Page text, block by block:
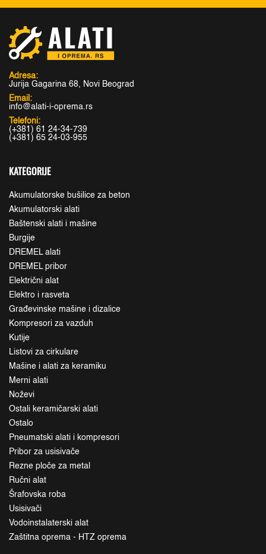
Adresa:
Jurija Gagarina 68, Novi Beograd
Email:
info@alati-i-oprema.rs
Telefoni:
(+381) 61 24-34-739
(+381) 65 24-03-955
KATEGORIJE
Akumulatorske bušilice za beton
Akumulatorski alati
Baštenski alati i mašine
Burgije
DREMEL alati
DREMEL pribor
Električni alat
Elektro i rasveta
Građevinske mašine i dizalice
Kompresori za vazduh
Kutije
Listovi za cirkulare
Mašine i alati za keramiku
Merni alati
Noževi
Ostali keramičarski alati
Ostalo
Pneumatski alati i kompresori
Pribor za usisivače
Rezne ploče za metal
Ručni alat
Šrafovska roba
Usisivači
Vodoinstalaterski alat
Zaštitna oprema - HTZ oprema